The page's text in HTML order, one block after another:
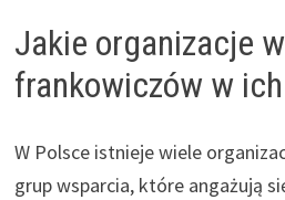
Jakie organizacje
frankowiczów w
W Polsce istnieje wiele
grup wsparcia, które angażują